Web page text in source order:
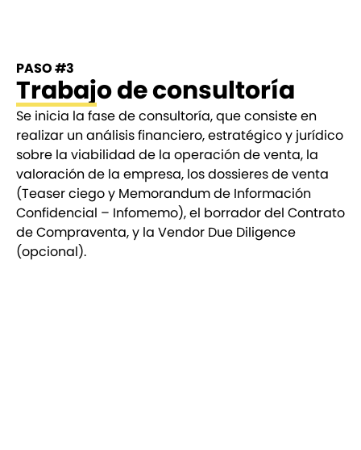
PASO #3
Trabajo de consultoría
Se inicia la fase de consultoría, que consiste en
realizar un análisis financiero, estratégico y jurídico
sobre la viabilidad de la operación de venta, la
valoración de la empresa, los dossieres de venta
(Teaser ciego y Memorandum de Información
Confidencial – Infomemo), el borrador del Contrato
de Compraventa, y la Vendor Due Diligence
(opcional).